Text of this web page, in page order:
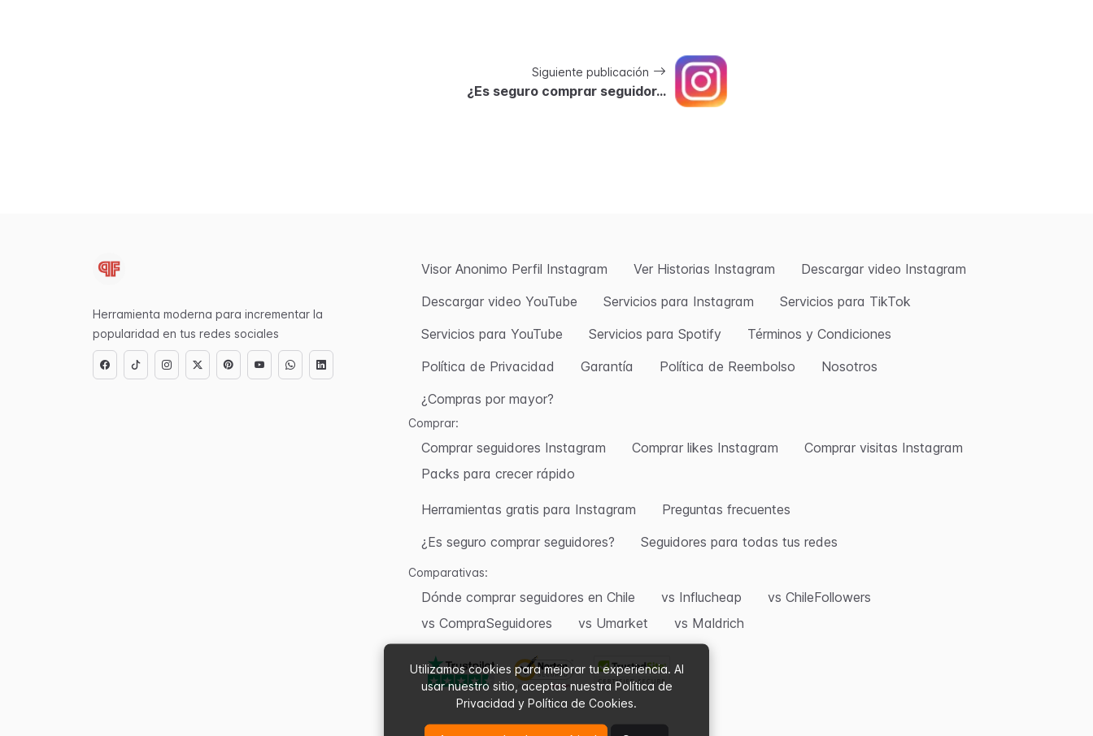
Siguiente publicación
¿Es seguro comprar seguidor...
Utilizamos cookies para mejorar tu experiencia. Al
usar nuestro sitio, aceptas nuestra Política de
Privacidad y Política de Cookies.
Herramienta moderna para incrementar la
popularidad en tus redes sociales
Visor Anonimo Perfil Instagram Ver Historias Instagram
Descargar video Instagram
Descargar video YouTube
Servicios para Instagram
Servicios para TikTok
Servicios para YouTube
Servicios para Spotify
Términos y Condiciones
Política de Privacidad
Garantía Política de Reembolso
Nosotros
¿Compras por mayor?
Comprar:
Comprar seguidores Instagram Comprar likes Instagram
Comprar visitas Instagram
Packs para crecer rápido
Herramientas gratis para Instagram
Preguntas frecuentes
¿Es seguro comprar seguidores?
Seguidores para todas tus redes
Comparativas:
Dónde comprar seguidores en Chile vs Influcheap
vs ChileFollowers
vs CompraSeguidores
vs Umarket vs Maldrich